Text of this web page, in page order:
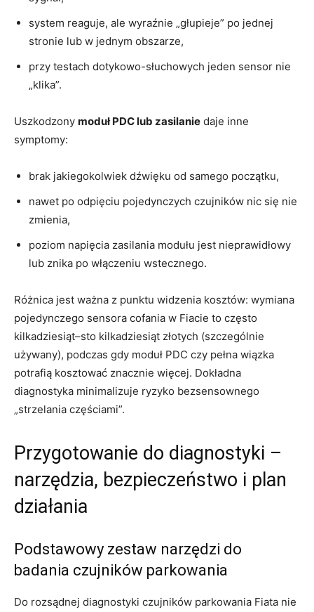
system reaguje, ale wyraźnie „głupieje” po jednej
stronie lub w jednym obszarze,
przy testach dotykowo-słuchowych jeden sensor nie
„klika”.
Uszkodzony moduł PDC lub zasilanie daje inne
symptomy:
brak jakiegokolwiek dźwięku od samego początku,
nawet po odpięciu pojedynczych czujników nic się nie
zmienia,
poziom napięcia zasilania modułu jest nieprawidłowy
lub znika po włączeniu wstecznego.
Różnica jest ważna z punktu widzenia kosztów: wymiana
pojedynczego sensora cofania w Fiacie to często
kilkadziesiąt–sto kilkadziesiąt złotych (szczególnie
używany), podczas gdy moduł PDC czy pełna wiązka
potrafią kosztować znacznie więcej. Dokładna
diagnostyka minimalizuje ryzyko bezsensownego
„strzelania częściami”.
Przygotowanie do diagnostyki –
narzędzia, bezpieczeństwo i plan
działania
Podstawowy zestaw narzędzi do
badania czujników parkowania
Do rozsądnej diagnostyki czujników parkowania Fiata nie